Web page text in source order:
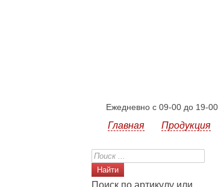
Ежедневно с 09-00 до 19-00
Главная Продукция
Поиск по артикулу или